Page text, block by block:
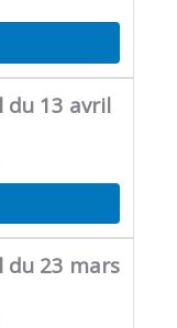
du 13 avril
du 23 mars